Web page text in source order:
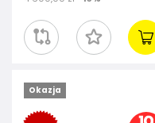
Okazja